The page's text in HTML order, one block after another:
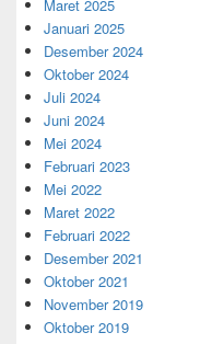
Maret 2025
Januari 2025
Desember 2024
Oktober 2024
Juli 2024
Juni 2024
Mei 2024
Februari 2023
Mei 2022
Maret 2022
Februari 2022
Desember 2021
Oktober 2021
November 2019
Oktober 2019